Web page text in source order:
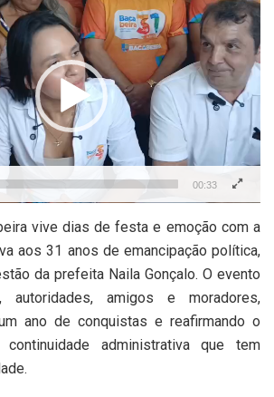
00:33
vive dias de festa e emoção com a
aos 31 anos de emancipação política,
da prefeita Naila Gonçalo. O evento
autoridades, amigos e moradores,
ano de conquistas e reafirmando o
administrativa que tem